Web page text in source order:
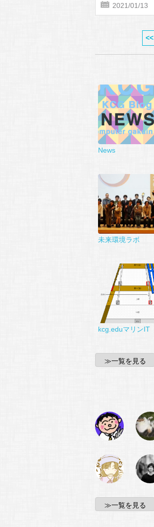
2021/01/13
<<
News
未来環境ラボ
kcg.eduマリンIT
≫一覧を見る
≫一覧を見る